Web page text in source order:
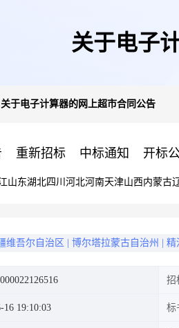
关于电子
关于电子计算器的网上超市合同公告
重新招标 中标通知 开标
山东湖北四川 河北河南天津山西内蒙古
维吾尔自治区 博尔塔拉蒙古自治州 精
招
16 19:10:03 标